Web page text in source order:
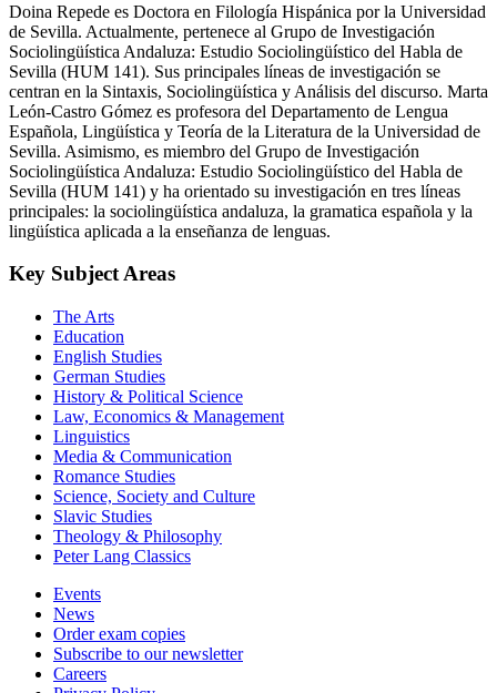
Doina Repede es Doctora en Filología Hispánica por la Universidad
de Sevilla. Actualmente, pertenece al Grupo de Investigación
Sociolingüística Andaluza: Estudio Sociolingüístico del Habla de
Sevilla (HUM 141). Sus principales líneas de investigación se
centran en la Sintaxis, Sociolingüística y Análisis del discurso. Marta
León-Castro Gómez es profesora del Departamento de Lengua
Española, Lingüística y Teoría de la Literatura de la Universidad de
Sevilla. Asimismo, es miembro del Grupo de Investigación
Sociolingüística Andaluza: Estudio Sociolingüístico del Habla de
Sevilla (HUM 141) y ha orientado su investigación en tres líneas
principales: la sociolingüística andaluza, la gramatica española y la
lingüística aplicada a la enseñanza de lenguas.
Key Subject Areas
The Arts
Education
English Studies
German Studies
History & Political Science
Law, Economics & Management
Linguistics
Media & Communication
Romance Studies
Science, Society and Culture
Slavic Studies
Theology & Philosophy
Peter Lang Classics
Events
News
Order exam copies
Subscribe to our newsletter
Careers